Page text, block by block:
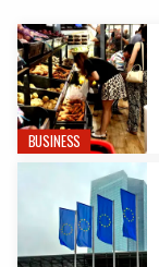
BUSINESS